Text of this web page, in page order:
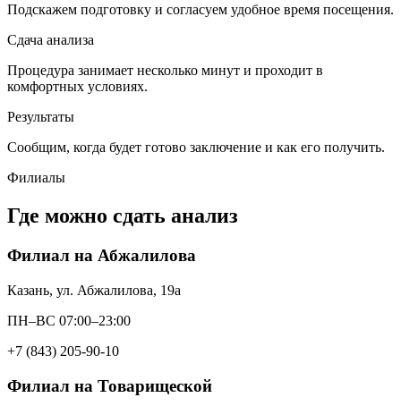
Подскажем подготовку и согласуем удобное время посещения.
Сдача анализа
Процедура занимает несколько минут и проходит в
комфортных условиях.
Результаты
Сообщим, когда будет готово заключение и как его получить.
Филиалы
Где можно сдать анализ
Филиал на Абжалилова
Казань, ул. Абжалилова, 19а
ПН–ВС 07:00–23:00
+7 (843) 205-90-10
Филиал на Товарищеской